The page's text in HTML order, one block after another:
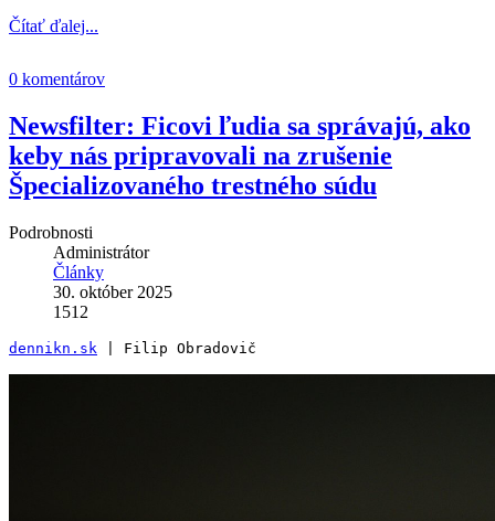
Čítať ďalej...
0 komentárov
Newsfilter: Ficovi ľudia sa správajú, ako
keby nás pripravovali na zrušenie
Špecializovaného trestného súdu
Podrobnosti
Administrátor
Články
30. október 2025
1512
dennikn.sk | Filip Obradovič